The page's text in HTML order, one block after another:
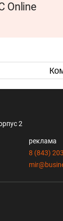
Online
2
реклама
8 (843)